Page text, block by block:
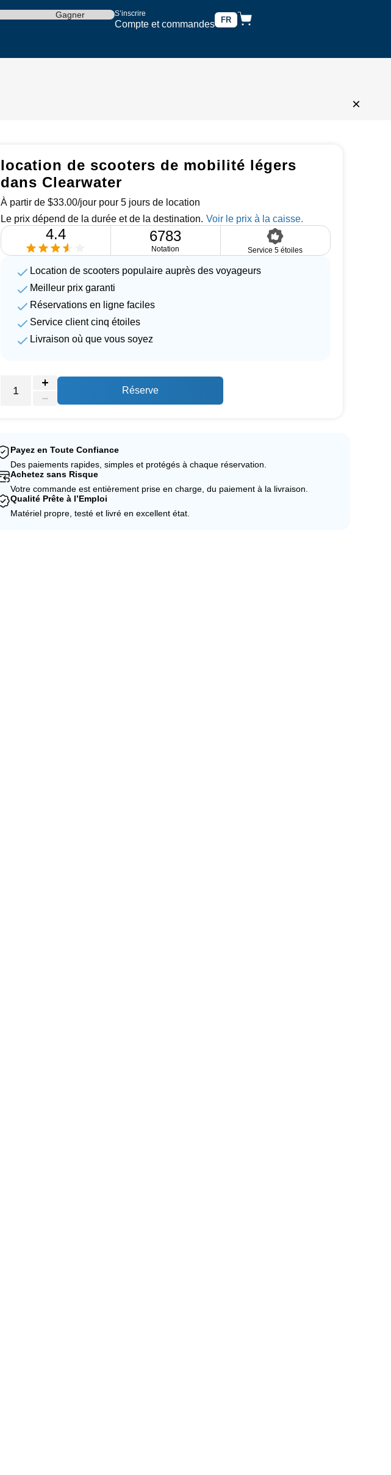
S’inscrire
Compte et commandes FR
Gagner
×
location de scooters de mobilité légers
dans Clearwater
À partir de $33.00/jour pour 5 jours de location
Le prix dépend de la durée et de la destination.
4.4 6783
Notation Service 5 étoiles
Location de scooters populaire auprès des voyageurs
Meilleur prix garanti
Réservations en ligne faciles
Service client cinq étoiles
Livraison où que vous soyez
Réserve
Payez en Toute Confiance
Des paiements rapides, simples et protégés à chaque réservation.
Achetez sans Risque
Votre commande est entièrement prise en charge, du paiement à la livraison.
Qualité Prête à l’Emploi
Matériel propre, testé et livré en excellent état.